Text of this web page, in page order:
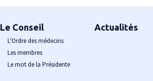
Le Conseil
L'Ordre des médecins
Les membres
Le mot de la Présidente
Actualités